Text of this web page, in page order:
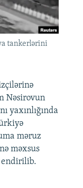
tankerlərini
Nəsirovun
yaxınlığında
məruz
məxsus
endirilib.